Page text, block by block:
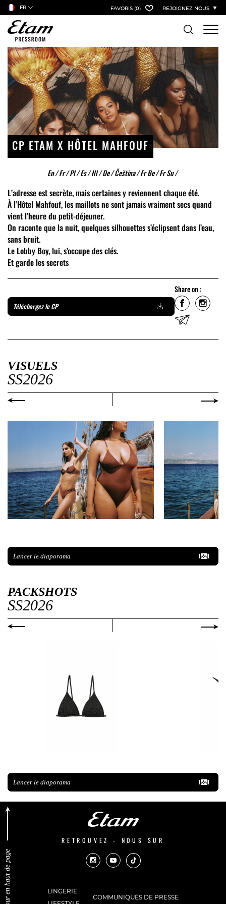
FR FAVORIS (0) REJOIGNEZ NOUS
CP ETAM X HÔTEL MAHFOUF
En/Fr/Pl/Es/Nl/De/Čeština/Fr Be/Fr Su/
L’adresse est secrète, mais certaines y reviennent chaque été.
À l’Hôtel Mahfouf, les maillots ne sont jamais vraiment secs quand
vient l’heure du petit-déjeuner.
On raconte que la nuit, quelques silhouettes s’éclipsent dans l’eau,
sans bruit.
Le Lobby Boy, lui, s’occupe des clés.
Et garde les secrets
Téléchargez le CP
Share on :
VISUELS
SS2026
Lancer le diaporama
PACKSHOTS
SS2026
Lancer le diaporama
Retour en haut de page
RETROUVEZ - NOUS SUR
LINGERIE
COMMUNIQUÉS DE PRESSE